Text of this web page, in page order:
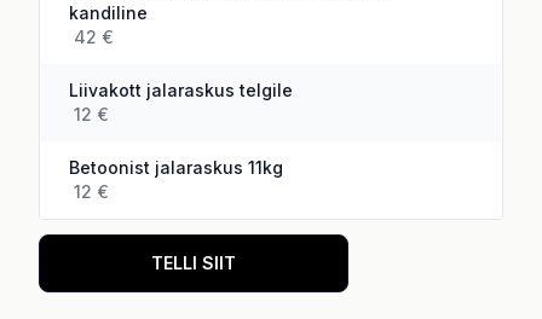
kandiline
42 €
Liivakott jalaraskus telgile
12 €
Betoonist jalaraskus 11kg
12 €
TELLI SIIT